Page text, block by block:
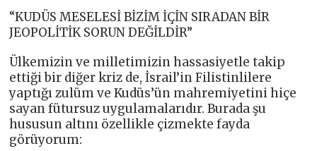
“KUDÜS MESELESİ BİZİM İÇİN SIRADAN BİR
JEOPOLİTİK SORUN DEĞİLDİR”
Ülkemizin ve milletimizin hassasiyetle takip
ettiği bir diğer kriz de, İsrail’in Filistinlilere
yaptığı zulüm ve Kudüs’ün mahremiyetini hiçe
sayan fütursuz uygulamalarıdır. Burada şu
hususun altını özellikle çizmekte fayda
görüyorum: